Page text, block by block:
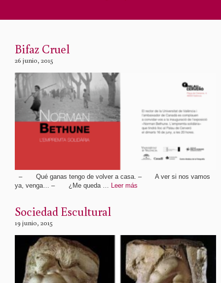
Bifaz Cruel
26 junio, 2015
– Qué ganas tengo de volver a casa. – A ver si nos vamos
ya, venga… – ¿Me queda …
Leer más
Sociedad Escultural
19 junio, 2015